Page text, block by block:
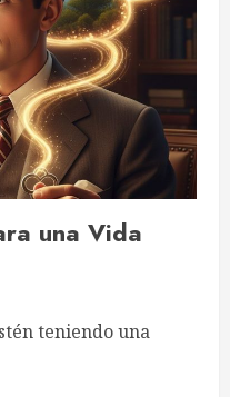
una Vida
teniendo una